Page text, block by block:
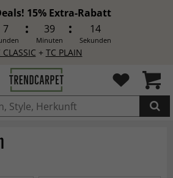
15% Extra-Rabatt
7 39
Minuten
12
Sekunden
CLASSIC + TC PLAIN
WARENKORB GELEGT.